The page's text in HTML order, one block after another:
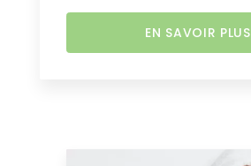
EN SAVOIR PLUS